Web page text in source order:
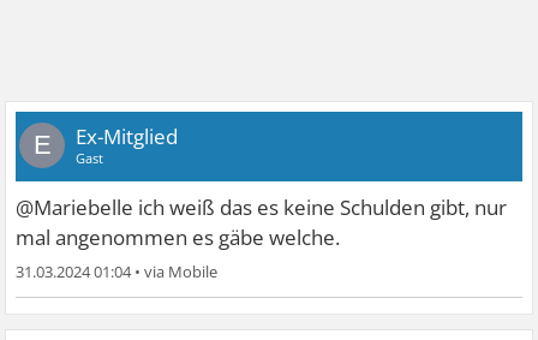
E Ex-Mitglied
Gast
@Mariebelle ich weiß das es keine Schulden gibt, nur
mal angenommen es gäbe welche.
31.03.2024 01:04•